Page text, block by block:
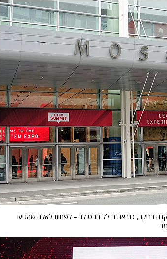
בבוקר, כנראה בגלל הג'ט לג – לפחות לאלה שהגיעו